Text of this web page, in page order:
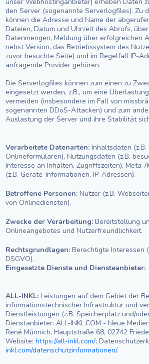
den Server (sogenannte Serverlogfiles). Zu
können die Adresse und Name der
Dateien, Datum und Uhrzeit des Abrufs,
Datenmengen, Meldung über erfolgreichen
nebst Version, das Betriebssystem des
zuvor besuchte Seite) und im Regelfall IP-
anfragende Provider gehören.
Die Serverlogfiles können zum einen zu
eingesetzt werden, z.B., um eine
vermeiden (insbesondere im Fall von
sogenannten DDoS-Attacken) und zum
Auslastung der Server und ihre Stabilität
Verarbeitete Datenarten:Inhaltsdaten (z.B.
Onlineformularen), Nutzungsdaten (z.B.
Interesse an Inhalten, Zugriffszeiten), Meta-/
(z.B. Geräte-Informationen, IP-Adressen).
Betroffene Personen:Nutzer (z.B.
von Onlinediensten).
Zwecke der Verarbeitung:Bereitstellung
Onlineangebotes und Nutzerfreundlichkeit.
Rechtsgrundlagen:Berechtigte Interessen
DSGVO).
Eingesetzte Dienste und Diensteanbieter:
ALL-INKL:Leistungen auf dem Gebiet der
informationstechnischer Infrastruktur und
Dienstleistungen (z.B. Speicherplatz und/
Dienstanbieter: ALL-INKL.COM - Neue
René Münnich, Hauptstraße 68, 02742
Website: https://all-inkl.com/;
inkl.com/datenschutzinformationen/.